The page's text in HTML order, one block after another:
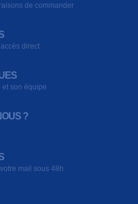
de commander
direct
et son équipe
?
mail sous 48h